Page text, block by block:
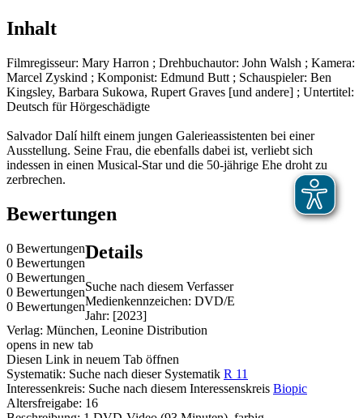
Inhalt
Filmregisseur: Mary Harron ; Drehbuchautor: John Walsh ; Kamera:
Marcel Zyskind ; Komponist: Edmund Butt ; Schauspieler: Ben
Kingsley, Barbara Sukowa, Rupert Graves [und andere] ; Untertitel:
Deutsch für Hörgeschädigte
Salvador Dalí hilft einem jungen Galerieassistenten bei einer
Ausstellung. Seine Frau, die ebenfalls dabei ist, verliebt sich
indessen in einen Musical-Star und die 50-jährige Ehe droht zu
zerbrechen.
Bewertungen
0 Bewertungen
0 Bewertungen
0 Bewertungen
0 Bewertungen
0 Bewertungen
Details
Suche nach diesem Verfasser
Medienkennzeichen: DVD/E
Jahr: [2023]
Verlag: München, Leonine Distribution
opens in new tab
Diesen Link in neuem Tab öffnen
Systematik: Suche nach dieser Systematik R 11
Interessenkreis: Suche nach diesem Interessenskreis Biopic
Altersfreigabe: 16